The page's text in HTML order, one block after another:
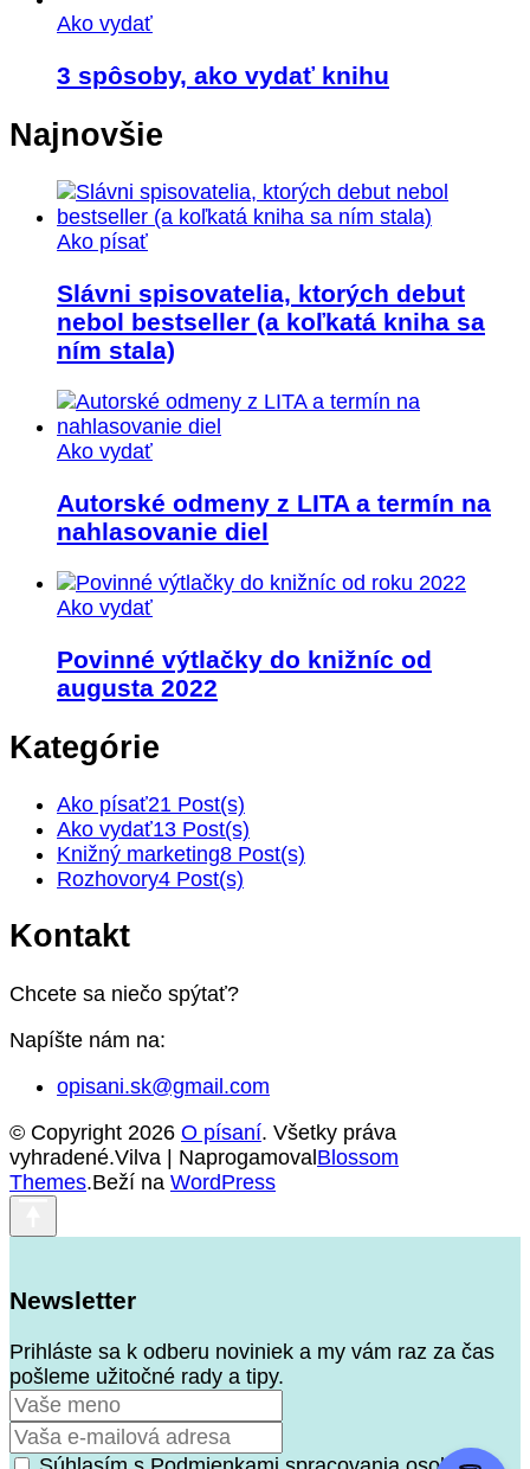
Ako vydať
3 spôsoby, ako vydať knihu
Najnovšie
Ako písať
Slávni spisovatelia, ktorých debut
nebol bestseller (a koľkatá kniha sa
ním stala)
Ako vydať
Autorské odmeny z LITA a termín na
nahlasovanie diel
Ako vydať
Povinné výtlačky do knižníc od
augusta 2022
Kategórie
Ako písať21 Post(s)
Ako vydať13 Post(s)
Knižný marketing8 Post(s)
Rozhovory4 Post(s)
Kontakt
Chcete sa niečo spýtať?
Napíšte nám na:
opisani.sk@gmail.com
© Copyright 2026 O písaní. Všetky práva
vyhradené.Vilva | NaprogamovalBlossom
Themes.Beží na WordPress
Newsletter
Prihláste sa k odberu noviniek a my vám raz za čas
pošleme užitočné rady a tipy.